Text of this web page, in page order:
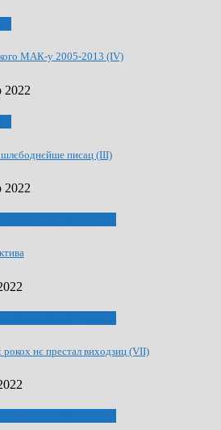
МАК-у 2005-2013 (IV)
2022
писац (III)
2022
нє престал виходзиц (VII)